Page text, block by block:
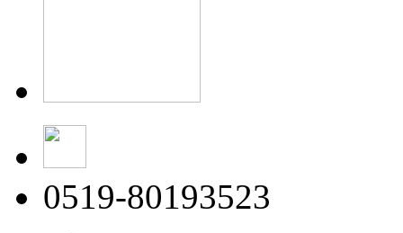
0519-80193523